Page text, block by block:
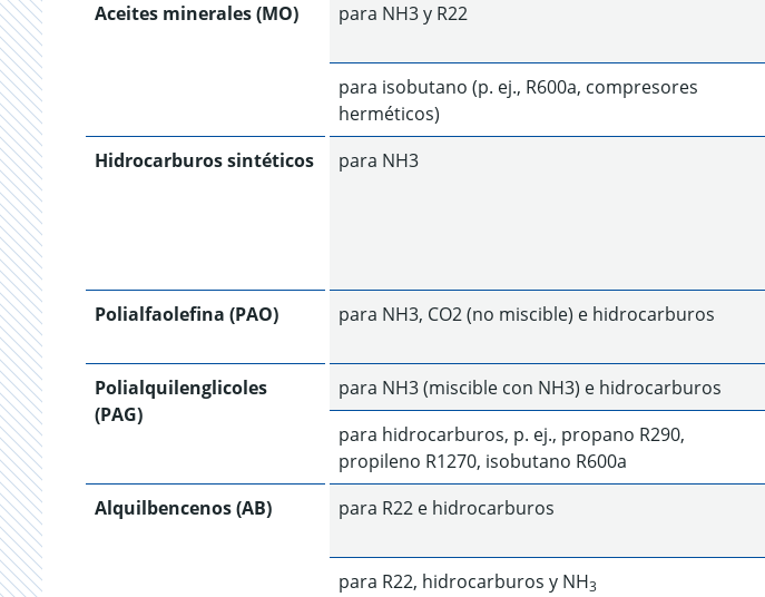
Aceites minerales (MO)
para NH3 y R22
para isobutano (p. ej., R600a, compresores
herméticos)
Hidrocarburos sintéticos
para NH3
Polialfaolefina (PAO)
para NH3, CO2 (no miscible) e hidrocarburos
Polialquilenglicoles
(PAG)
para NH3 (miscible con NH3) e hidrocarburos
para hidrocarburos, p. ej., propano R290,
propileno R1270, isobutano R600a
Alquilbencenos (AB)
para R22 e hidrocarburos
para R22, hidrocarburos y NH3